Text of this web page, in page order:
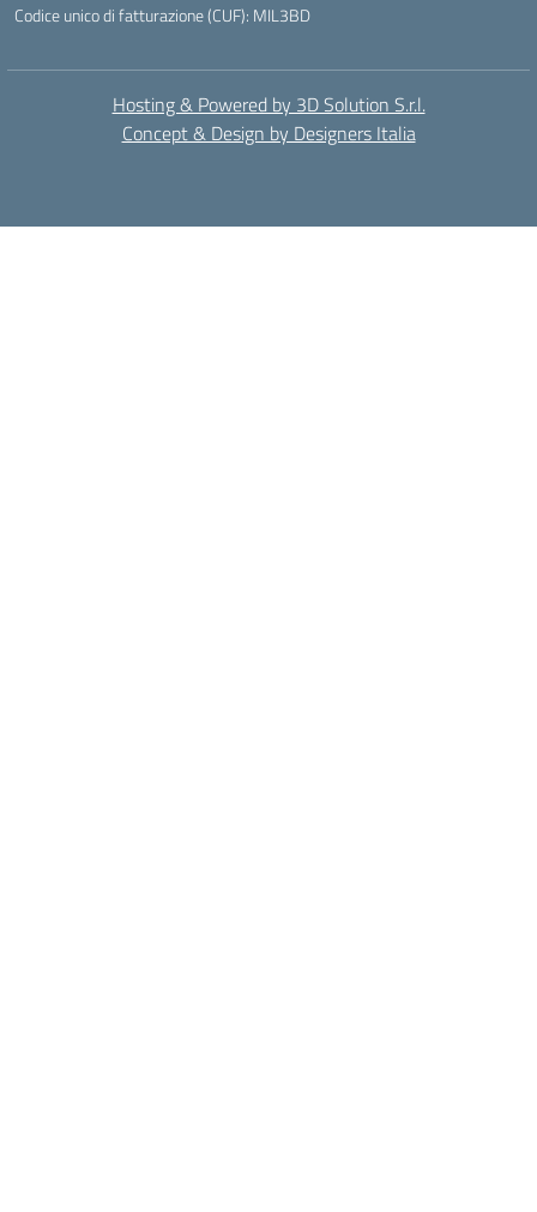
Codice unico di fatturazione (CUF): MIL3BD
Hosting & Powered by 3D Solution S.r.l.
Concept & Design by Designers Italia